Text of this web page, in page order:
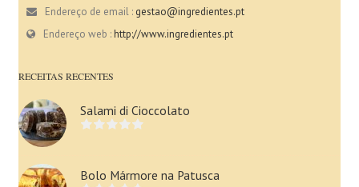
Endereço de email : gestao@ingredientes.pt
Endereço web :http://www.ingredientes.pt
RECEITAS RECENTES
Salami di Cioccolato
Bolo Mármore na Patusca